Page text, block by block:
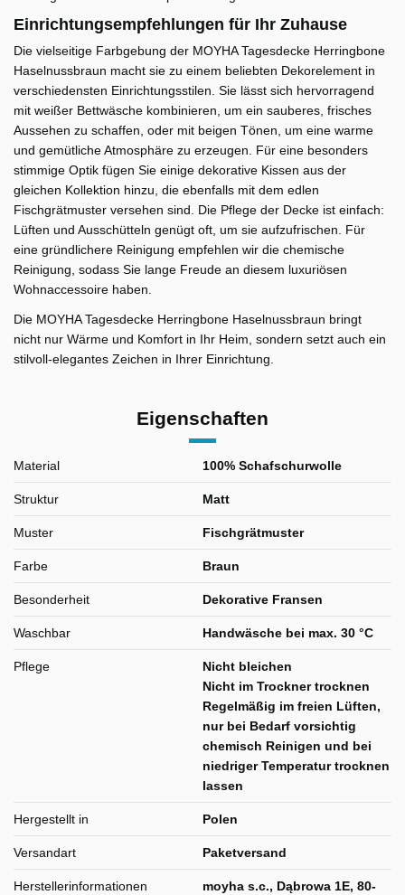
Einrichtungsempfehlungen für Ihr Zuhause
Die vielseitige Farbgebung der MOYHA Tagesdecke Herringbone
Haselnussbraun macht sie zu einem beliebten Dekorelement in
verschiedensten Einrichtungsstilen. Sie lässt sich hervorragend
mit weißer Bettwäsche kombinieren, um ein sauberes, frisches
Aussehen zu schaffen, oder mit beigen Tönen, um eine warme
und gemütliche Atmosphäre zu erzeugen. Für eine besonders
stimmige Optik fügen Sie einige dekorative Kissen aus der
gleichen Kollektion hinzu, die ebenfalls mit dem edlen
Fischgrätmuster versehen sind. Die Pflege der Decke ist einfach:
Lüften und Ausschütteln genügt oft, um sie aufzufrischen. Für
eine gründlichere Reinigung empfehlen wir die chemische
Reinigung, sodass Sie lange Freude an diesem luxuriösen
Wohnaccessoire haben.
Die MOYHA Tagesdecke Herringbone Haselnussbraun bringt
nicht nur Wärme und Komfort in Ihr Heim, sondern setzt auch ein
stilvoll-elegantes Zeichen in Ihrer Einrichtung.
Eigenschaften
Material 100% Schafschurwolle
Struktur Matt
Muster Fischgrätmuster
Farbe Braun
Besonderheit Dekorative Fransen
Waschbar Handwäsche bei max. 30 °C
Pflege
Nicht bleichen
Nicht im Trockner trocknen
Regelmäßig im freien Lüften,
nur bei Bedarf vorsichtig
chemisch Reinigen und bei
niedriger Temperatur trocknen
lassen
Hergestellt in Polen
Versandart Paketversand
Herstellerinformationen
moyha s.c., Dąbrowa 1E, 80-